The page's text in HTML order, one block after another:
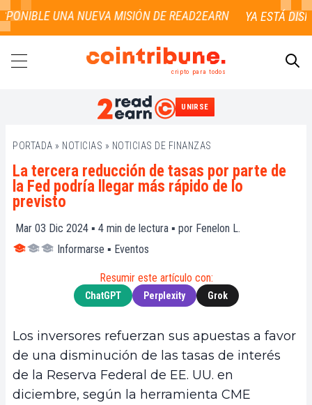
UNA NUEVA MISIÓN DE READ2EARN
cripto para todos
UNIRSE
PORTADA » NOTICIAS » NOTICIAS DE FINANZAS
La tercera reducción de tasas por parte de
la Fed podría llegar más rápido de lo
previsto
Mar 03 Dic 2024 ▪ 4 min de lectura ▪ por Fenelon L.
Informarse ▪ Eventos
Resumir este artículo con:
ChatGPT Perplexity Grok
Los inversores refuerzan sus apuestas a favor
de una disminución de las tasas de interés
de la Reserva Federal de EE. UU. en
diciembre, según la herramienta CME